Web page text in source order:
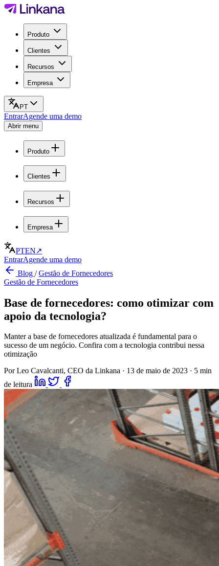
Produto
Clientes
Recursos
Empresa
PT
EntrarAgende uma demo
Abrir menu
Produto
Clientes
Recursos
Empresa
PTEN↗
EntrarAgende uma demo
Blog /Gestão de Fornecedores
Gestão de Fornecedores
Base de fornecedores: como otimizar com
apoio da tecnologia?
Manter a base de fornecedores atualizada é fundamental para o
sucesso de um negócio. Confira com a tecnologia contribui nessa
otimização
Por Leo Cavalcanti, CEO da Linkana · 13 de maio de 2023 · 5 min
de leitura